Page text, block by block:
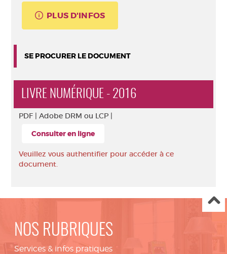
PLUS D'INFOS
SE PROCURER LE DOCUMENT
LIVRE NUMÉRIQUE - 2016
PDF | Adobe DRM ou LCP |
Consulter en ligne
Veuillez vous authentifier pour accéder à ce
document.
NOS RUBRIQUES
Services & infos pratiques